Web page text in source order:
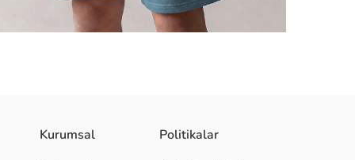
Kurumsal Politikalar